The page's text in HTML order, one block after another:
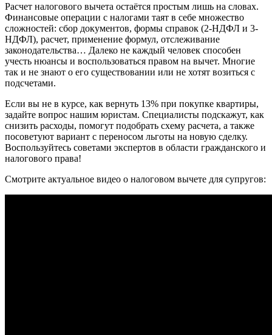
Расчет налогового вычета остаётся простым лишь на словах.
Финансовые операции с налогами таят в себе множество
сложностей: сбор документов, формы справок (2-НДФЛ и 3-
НДФЛ), расчет, применение формул, отслеживание
законодательства… Далеко не каждый человек способен
учесть нюансы и воспользоваться правом на вычет. Многие
так и не знают о его существовании или не хотят возиться с
подсчетами.
Если вы не в курсе, как вернуть 13% при покупке квартиры,
задайте вопрос нашим юристам. Специалисты подскажут, как
снизить расходы, помогут подобрать схему расчета, а также
посоветуют вариант с переносом льготы на новую сделку.
Воспользуйтесь советами экспертов в области гражданского и
налогового права!
Смотрите актуальное видео о налоговом вычете для супругов: